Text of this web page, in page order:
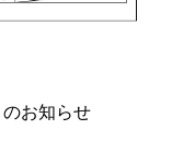
お知らせ